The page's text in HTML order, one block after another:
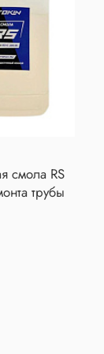
смола RS
трубы